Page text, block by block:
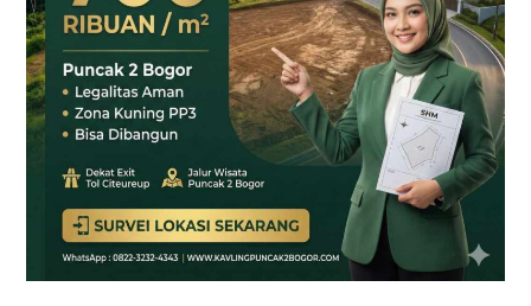
LEGAL
DI
PUNCAK
2
BOGOR